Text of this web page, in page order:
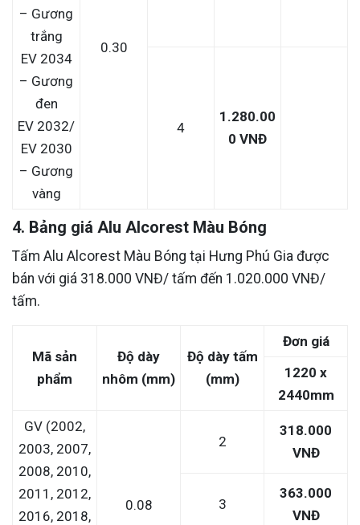
– Gương
trắng
EV 2034
– Gương
đen
EV 2032/
EV 2030
– Gương
vàng
0.30
4
1.280.00
0 VNĐ
4. Bảng giá Alu Alcorest Màu Bóng
Tấm Alu Alcorest Màu Bóng tại Hưng Phú Gia được
bán với giá 318.000 VNĐ/ tấm đến 1.020.000 VNĐ/
tấm.
Mã sản
phẩm
Độ dày
nhôm (mm)
Độ dày tấm
(mm)
Đơn giá
1220 x
2440mm
GV (2002,
2003, 2007,
2008, 2010,
2011, 2012,
2016, 2018,
0.08
2
318.000
VNĐ
3
363.000
VNĐ